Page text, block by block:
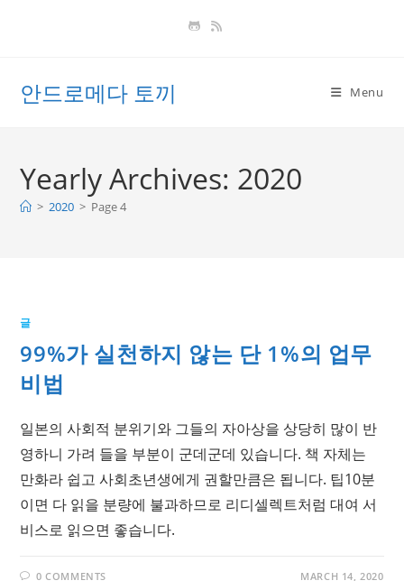
안드로메다 토끼 Menu
Yearly Archives: 2020
> 2020 > Page 4
글
99%가 실천하지 않는 단 1%의 업무
비법
일본의 사회적 분위기와 그들의 자아상을 상당히 많이 반
영하니 가려 들을 부분이 군데군데 있습니다. 책 자체는
만화라 쉽고 사회초년생에게 권할만큼은 됩니다. 팁10분
이면 다 읽을 분량에 불과하므로 리디셀렉트처럼 대여 서
비스로 읽으면 좋습니다.
0 COMMENTS MARCH 14, 2020